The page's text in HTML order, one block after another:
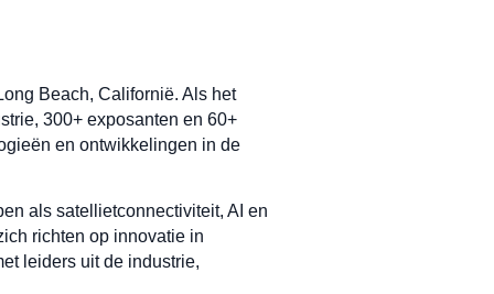
Beach, Californië. Als het
300+ exposanten en 60+
en ontwikkelingen in de
als satellietconnectiviteit, AI en
richten op innovatie in
leiders uit de industrie,